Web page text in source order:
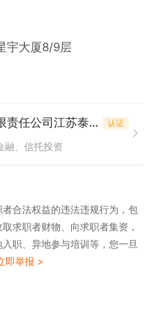
奖、季度奖及年终奖。
伤害保险、养老公积金等
认证培训、知名高校奖励
盖法律、金融、养老、医
。
训、活动安排外，其余时
组织团建旅游，节日氛围
宇大厦8/9层
泰康人寿保险有限责任公司江苏泰州中心支公司 认证
融、信托投资
合法权益的违法违规行为，包
求职者财物、向求职者集资，
职、异地参与培训等，您一旦
即举报 >